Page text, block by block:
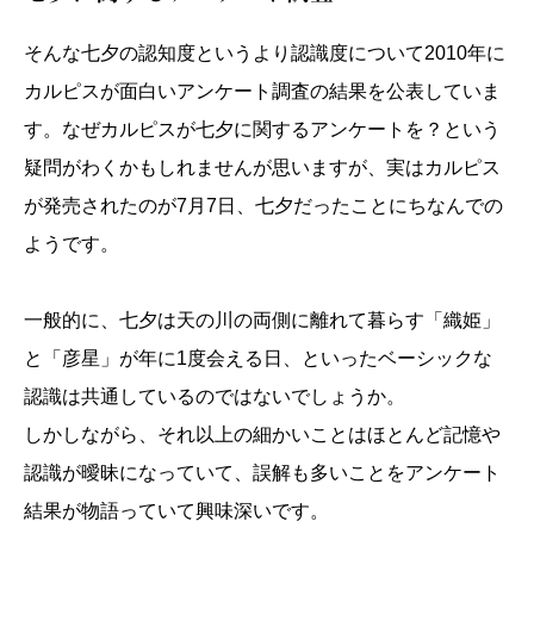
そんな七夕の認知度というより認識度について2010年に
カルピスが面白いアンケート調査の結果を公表していま
す。なぜカルピスが七夕に関するアンケートを？という
疑問がわくかもしれませんが思いますが、実はカルピス
が発売されたのが7月7日、七夕だったことにちなんでの
ようです。
一般的に、七夕は天の川の両側に離れて暮らす「織姫」
と「彦星」が年に1度会える日、といったベーシックな
認識は共通しているのではないでしょうか。
しかしながら、それ以上の細かいことはほとんど記憶や
認識が曖昧になっていて、誤解も多いことをアンケート
結果が物語っていて興味深いです。